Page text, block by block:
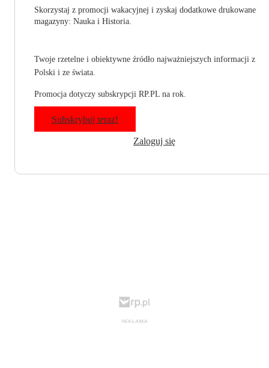
Skorzystaj z promocji wakacyjnej i zyskaj dodatkowe drukowane
magazyny: Nauka i Historia.
Twoje rzetelne i obiektywne źródło najważniejszych informacji z
Polski i ze świata.
Promocja dotyczy subskrypcji RP.PL na rok.
Subskrybuj teraz!
Zaloguj się